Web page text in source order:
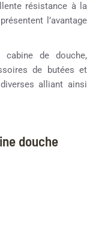
résistance à la
l’avantage
de douche,
de butées et
alliant ainsi
douche